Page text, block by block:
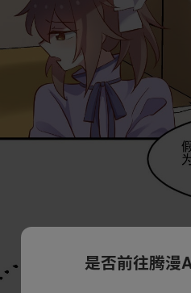
是否前往腾漫